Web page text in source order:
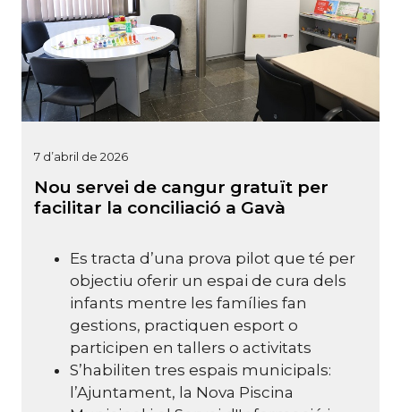
7 d’abril de 2026
Nou servei de cangur gratuït per
facilitar la conciliació a Gavà
Es tracta d’una prova pilot que té per
objectiu oferir un espai de cura dels
infants mentre les famílies fan
gestions, practiquen esport o
participen en tallers o activitats
S’habiliten tres espais municipals:
l’Ajuntament, la Nova Piscina